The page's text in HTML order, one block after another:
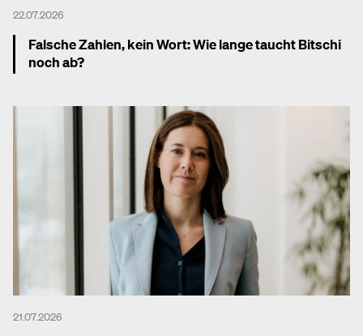
22.07.2026
Falsche Zahlen, kein Wort: Wie lange taucht Bitschi
noch ab?
21.07.2026